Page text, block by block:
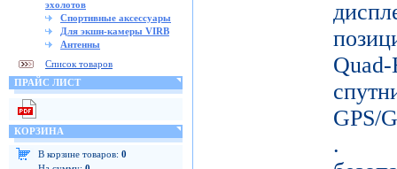
эхолотов
Спортивные аксессуары
Для экшн-камеры VIRB
Антенны
Список товаров
ПРАЙС ЛИСТ
КОРЗИНА
В корзине товаров: 0
GPS/
.